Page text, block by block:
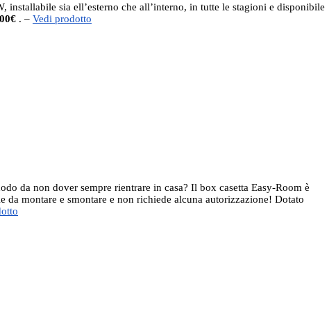
installabile sia ell’esterno che all’interno, in tutte le stagioni e disponibile
. – Vedi prodotto
da non dover sempre rientrare in casa? Il box casetta Easy-Room è
montare e smontare e non richiede alcuna autorizzazione! Dotato